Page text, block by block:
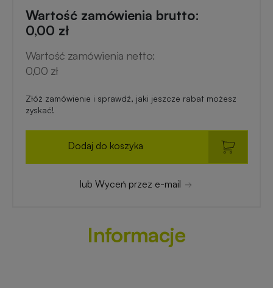
Wartość zamówienia brutto:
0,00 zł
Wartość zamówienia netto:
0,00 zł
Złóż zamówienie i sprawdź, jaki jeszcze rabat możesz
zyskać!
Dodaj do koszyka
lub Wyceń przez e-mail
Informacje